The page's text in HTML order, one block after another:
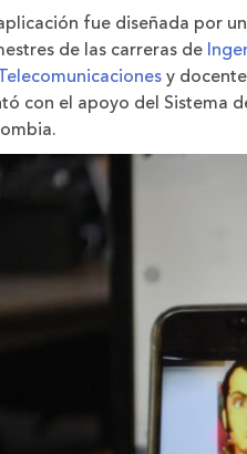
fue diseñada por
de las carreras de
y
con el apoyo del Sistema